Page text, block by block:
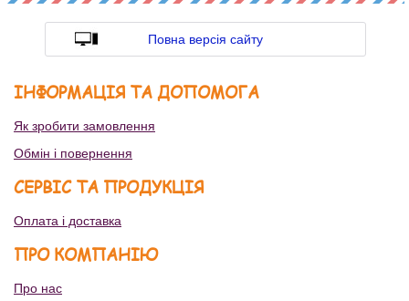
Повна версія сайту
ІНФОРМАЦІЯ ТА ДОПОМОГА
Як зробити замовлення
Обмін і повернення
СЕРВІС ТА ПРОДУКЦІЯ
Оплата і доставка
ПРО КОМПАНІЮ
Про нас